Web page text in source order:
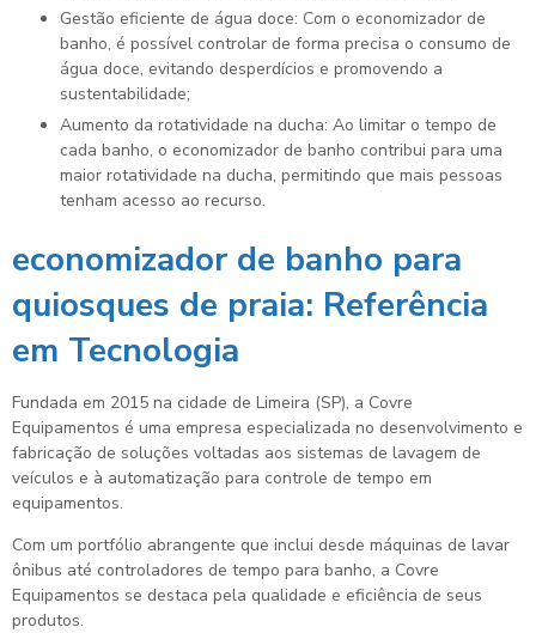
Gestão eficiente de água doce: Com o economizador de
banho, é possível controlar de forma precisa o consumo de
água doce, evitando desperdícios e promovendo a
sustentabilidade;
Aumento da rotatividade na ducha: Ao limitar o tempo de
cada banho, o economizador de banho contribui para uma
maior rotatividade na ducha, permitindo que mais pessoas
tenham acesso ao recurso.
economizador de banho para
quiosques de praia: Referência
em Tecnologia
Fundada em 2015 na cidade de Limeira (SP), a Covre
Equipamentos é uma empresa especializada no desenvolvimento e
fabricação de soluções voltadas aos sistemas de lavagem de
veículos e à automatização para controle de tempo em
equipamentos.
Com um portfólio abrangente que inclui desde máquinas de lavar
ônibus até controladores de tempo para banho, a Covre
Equipamentos se destaca pela qualidade e eficiência de seus
produtos.